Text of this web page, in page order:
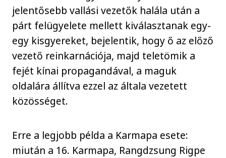
jelentősebb vallási vezetők halála után a
párt felügyelete mellett kiválasztanak egy-
egy kisgyereket, bejelentik, hogy ő az előző
vezető reinkarnációja, majd teletömik a
fejét kínai propagandával, a maguk
oldalára állítva ezzel az általa vezetett
közösséget.
Erre a legjobb példa a Karmapa esete:
miután a 16. Karmapa, Rangdzsung Rigpe